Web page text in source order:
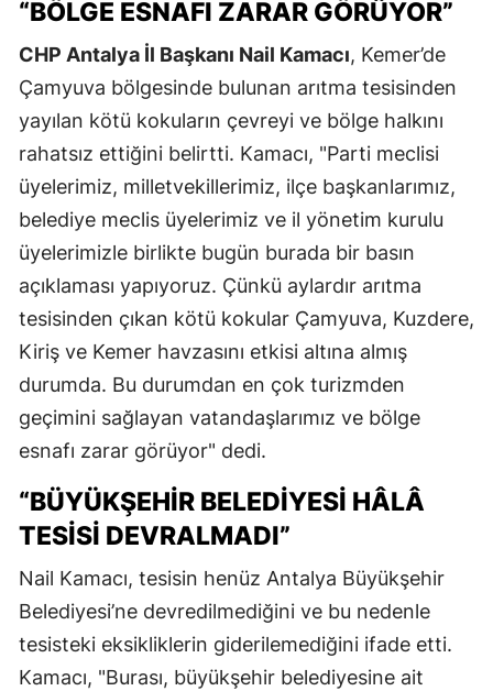
“BÖLGE ESNAFI ZARAR GÖRÜYOR”
CHP Antalya İl Başkanı Nail Kamacı, Kemer’de
Çamyuva bölgesinde bulunan arıtma tesisinden
yayılan kötü kokuların çevreyi ve bölge halkını
rahatsız ettiğini belirtti. Kamacı, "Parti meclisi
üyelerimiz, milletvekillerimiz, ilçe başkanlarımız,
belediye meclis üyelerimiz ve il yönetim kurulu
üyelerimizle birlikte bugün burada bir basın
açıklaması yapıyoruz. Çünkü aylardır arıtma
tesisinden çıkan kötü kokular Çamyuva, Kuzdere,
Kiriş ve Kemer havzasını etkisi altına almış
durumda. Bu durumdan en çok turizmden
geçimini sağlayan vatandaşlarımız ve bölge
esnafı zarar görüyor" dedi.
“BÜYÜKŞEHİR BELEDİYESİ HÂLÂ
TESİSİ DEVRALMADI”
Nail Kamacı, tesisin henüz Antalya Büyükşehir
Belediyesi’ne devredilmediğini ve bu nedenle
tesisteki eksikliklerin giderilemediğini ifade etti.
Kamacı, "Burası, büyükşehir belediyesine ait